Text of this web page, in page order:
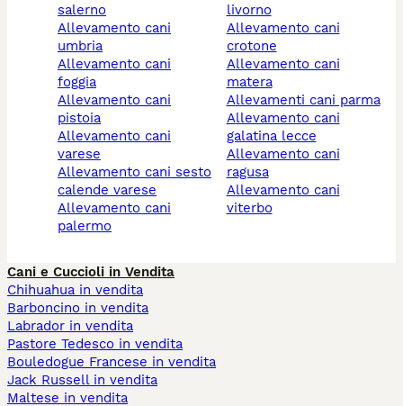
salerno
allevamento cani
umbria
allevamento cani
foggia
allevamento cani
pistoia
allevamento cani
varese
allevamento cani sesto
calende varese
allevamento cani
palermo
livorno
allevamento cani
crotone
allevamento cani
matera
allevamenti cani parma
allevamento cani
galatina lecce
allevamento cani
ragusa
allevamento cani
viterbo
Cani e Cuccioli in Vendita
Chihuahua in vendita
Barboncino in vendita
Labrador in vendita
Pastore Tedesco in vendita
Bouledogue Francese in vendita
Jack Russell in vendita
Maltese in vendita